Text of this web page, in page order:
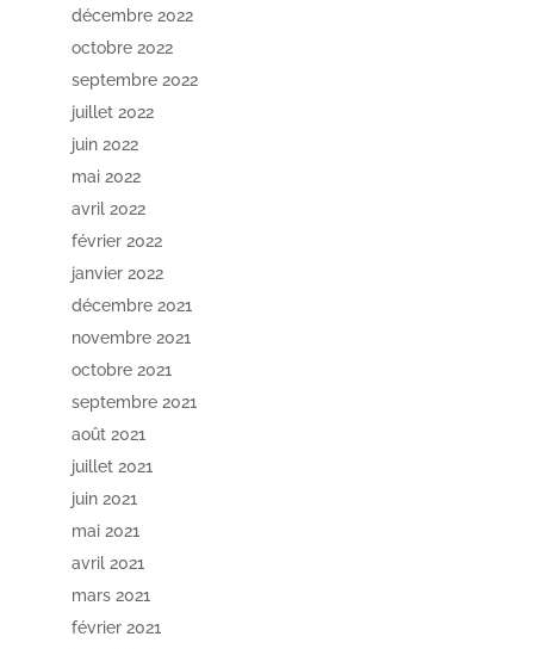
décembre 2022
octobre 2022
septembre 2022
juillet 2022
juin 2022
mai 2022
avril 2022
février 2022
janvier 2022
décembre 2021
novembre 2021
octobre 2021
septembre 2021
août 2021
juillet 2021
juin 2021
mai 2021
avril 2021
mars 2021
février 2021